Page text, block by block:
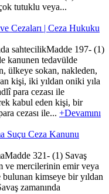
tutuklu veya...
Cezaları | Ceza Hukuku
sahtecilikMadde 197- (1)
kanunen tedavülde
ülkeye sokan, nakleden,
kişi, iki yıldan oniki yıla
para cezası ile
kabul eden kişi, bir
cezası ile... +Devamını
Suçu Ceza Kanunu
321- (1) Savaş
ve mercilerinin emir veya
bulunan kimseye bir yıldan
zamanında